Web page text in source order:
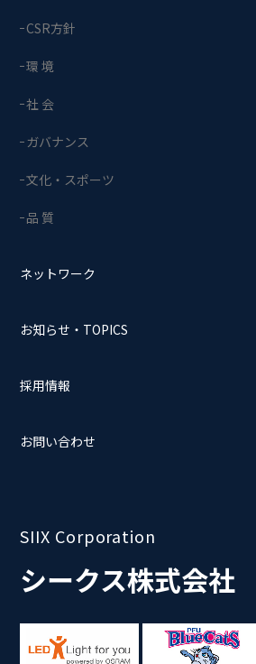
CSR方針
環 境
社 会
ガバナンス
文化・スポーツ
品 質
ネットワーク
お知らせ・TOPICS
採用情報
お問い合わせ
SIIX Corporation
シークス株式会社